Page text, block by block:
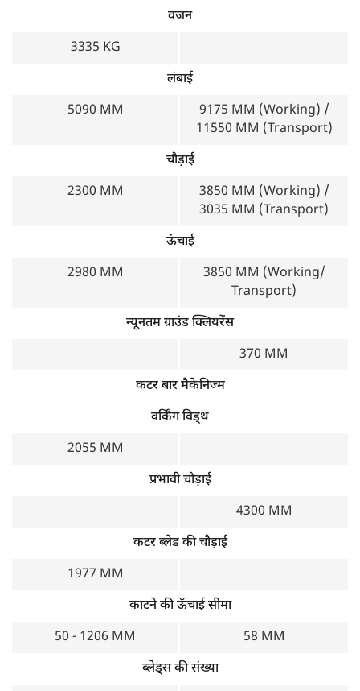
वजन
3335 KG
लंबाई
5090 MM
9175 MM (Working) /
11550 MM (Transport)
चौड़ाई
2300 MM
3850 MM (Working) /
3035 MM (Transport)
ऊंचाई
2980 MM
3850 MM (Working/
Transport)
न्यूनतम ग्राउंड क्लियरेंस
370 MM
कटर बार मैकेनिज्म
वर्किंग विड्थ
2055 MM
प्रभावी चौड़ाई
4300 MM
कटर ब्लेड की चौड़ाई
1977 MM
काटने की ऊँचाई सीमा
50 - 1206 MM
58 MM
ब्लेड्स की संख्या